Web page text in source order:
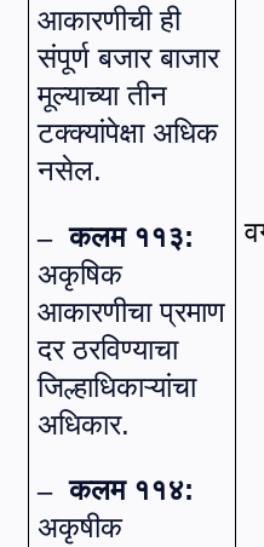
आकारणीची ही
संपूर्ण बजार बाजार
मूल्याच्या तीन
टक्क्यांपेक्षा अधिक
नसेल.
– कलम ११३:
अकृषिक
आकारणीचा प्रमाण
दर ठरविण्याचा
जिल्हाधिकाऱ्यांचा
अधिकार.
– कलम ११४:
अकृषीक